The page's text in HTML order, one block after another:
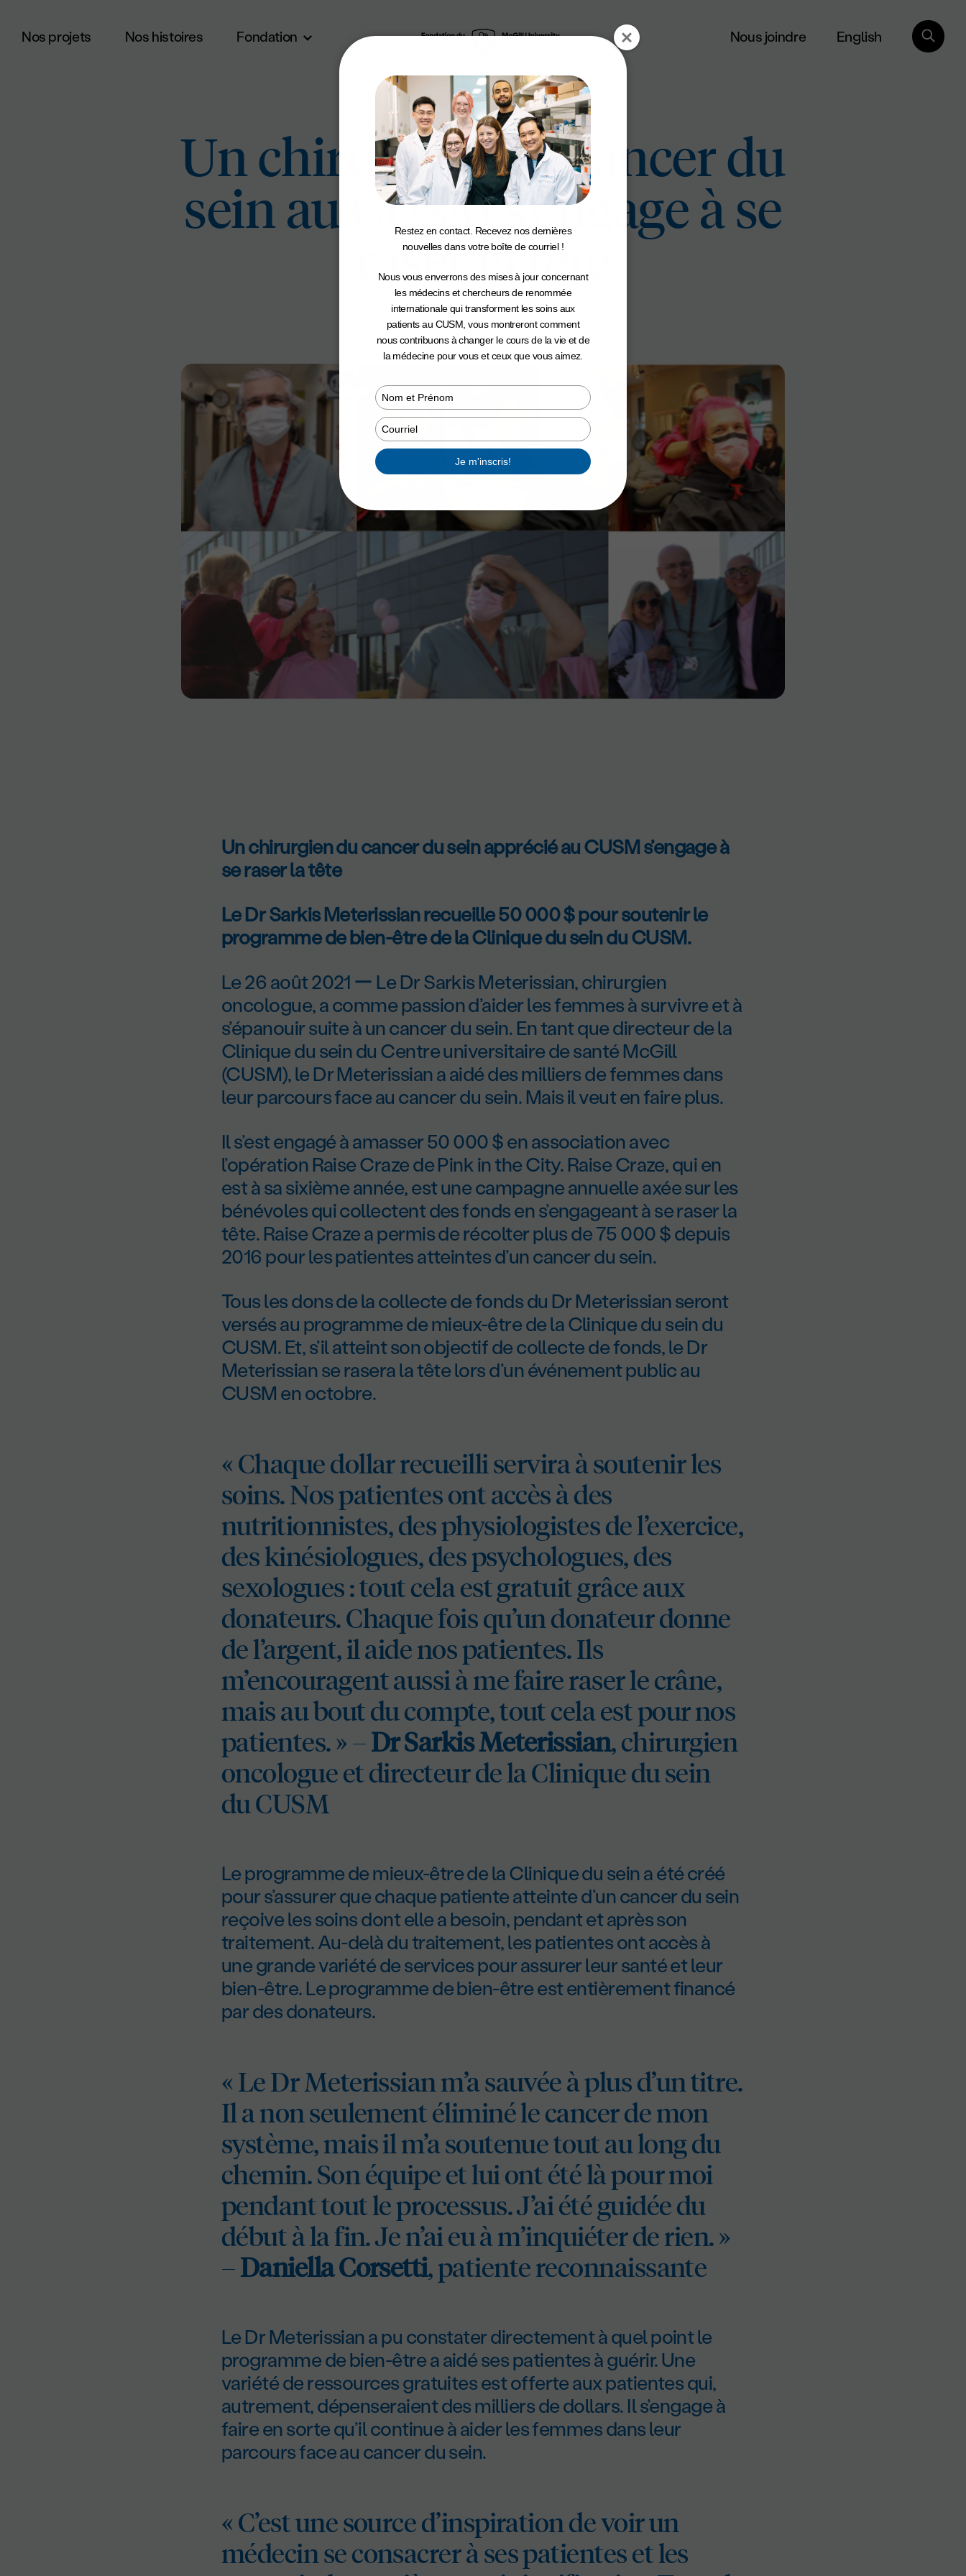
Aller au contenu principal
Nos projets Nos histoires Fondation Nous joindre English
Un chirurgien du cancer du
sein au CUSM s’engage à se
raser la tête
Un chirurgien du cancer du sein apprécié au CUSM s’engage à
se raser la tête
Le Dr Sarkis Meterissian recueille 50 000 $ pour soutenir le
programme de bien-être de la Clinique du sein du CUSM.
Le 26 août 2021 ー Le Dr Sarkis Meterissian, chirurgien
oncologue, a comme passion d’aider les femmes à survivre et à
s’épanouir suite à un cancer du sein. En tant que directeur de la
Clinique du sein du Centre universitaire de santé McGill
(CUSM), le Dr Meterissian a aidé des milliers de femmes dans
leur parcours face au cancer du sein. Mais il veut en faire plus.
Il s’est engagé à amasser 50 000 $ en association avec
l’opération Raise Craze de Pink in the City. Raise Craze, qui en
est à sa sixième année, est une campagne annuelle axée sur les
bénévoles qui collectent des fonds en s’engageant à se raser la
tête. Raise Craze a permis de récolter plus de 75 000 $ depuis
2016 pour les patientes atteintes d’un cancer du sein.
Tous les dons de la collecte de fonds du Dr Meterissian seront
versés au programme de mieux-être de la Clinique du sein du
CUSM. Et, s’il atteint son objectif de collecte de fonds, le Dr
Meterissian se rasera la tête lors d’un événement public au
CUSM en octobre.
« Chaque dollar recueilli servira à soutenir les
soins. Nos patientes ont accès à des
nutritionnistes, des physiologistes de l’exercice,
des kinésiologues, des psychologues, des
sexologues : tout cela est gratuit grâce aux
donateurs. Chaque fois qu’un donateur donne
de l’argent, il aide nos patientes. Ils
m’encouragent aussi à me faire raser le crâne,
mais au bout du compte, tout cela est pour nos
patientes. » –Dr Sarkis Meterissian, chirurgien
oncologue et directeur de la Clinique du sein
du CUSM
Le programme de mieux-être de la Clinique du sein a été créé
pour s’assurer que chaque patiente atteinte d’un cancer du sein
reçoive les soins dont elle a besoin, pendant et après son
traitement. Au-delà du traitement, les patientes ont accès à
une grande variété de services pour assurer leur santé et leur
bien-être. Le programme de bien-être est entièrement financé
par des donateurs.
« Le Dr Meterissian m’a sauvée à plus d’un titre.
Il a non seulement éliminé le cancer de mon
système, mais il m’a soutenue tout au long du
chemin. Son équipe et lui ont été là pour moi
pendant tout le processus. J’ai été guidée du
début à la fin. Je n’ai eu à m’inquiéter de rien. »
–Daniella Corsetti, patiente reconnaissante
Le Dr Meterissian a pu constater directement à quel point le
programme de bien-être a aidé ses patientes à guérir. Une
variété de ressources gratuites est offerte aux patientes qui,
autrement, dépenseraient des milliers de dollars. Il s’engage à
faire en sorte qu’il continue à aider les femmes dans leur
parcours face au cancer du sein.
« C’est une source d’inspiration de voir un
médecin se consacrer à ses patientes et les
Restez en contact. Recevez nos dernières
nouvelles dans votre boîte de courriel !
Nous vous enverrons des mises à jour concernant
les médecins et chercheurs de renommée
internationale qui transforment les soins aux
patients au CUSM, vous montreront comment
nous contribuons à changer le cours de la vie et de
la médecine pour vous et ceux que vous aimez.
your
your
email
Je m'inscris!